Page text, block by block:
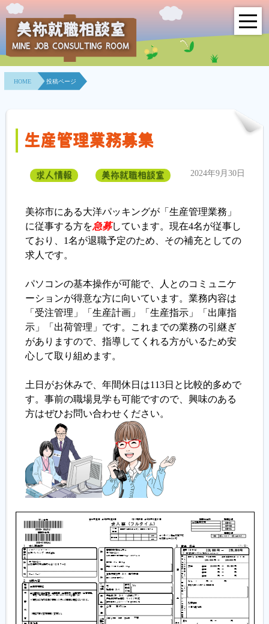
HOME
事業所紹介
相談室とは？
利用者の声
地域連携事業
求人情報検索
履歴書ジェネレーター
美祢就職相談室
MINE JOB CONSULTING ROOM
HOME 投稿ページ
生産管理業務募集
求人情報 美祢就職相談室 2024年9月30日
美祢市にある大洋パッキングが「生産管理業務」
に従事する方を急募しています。現在4名が従事し
ており、1名が退職予定のため、その補充としての
求人です。
パソコンの基本操作が可能で、人とのコミュニケ
ーションが得意な方に向いています。業務内容は
「受注管理」「生産計画」「生産指示」「出庫指
示」「出荷管理」です。これまでの業務の引継ぎ
がありますので、指導してくれる方がいるため安
心して取り組めます。
土日がお休みで、年間休日は113日と比較的多めで
す。事前の職場見学も可能ですので、興味のある
方はぜひお問い合わせください。